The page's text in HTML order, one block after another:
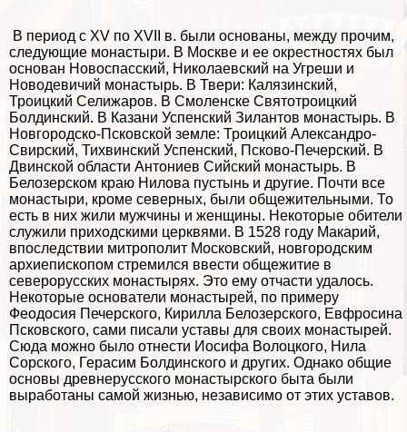
В период с XV по XVII в. были основаны, между прочим,
следующие монастыри. В Москве и ее окрестностях был
основан Новоспасский, Николаевский на Угреши и
Новодевичий монастырь. В Твери: Калязинский,
Троицкий Селижаров. В Смоленске Святотроицкий
Болдинский. В Казани Успенский Зилантов монастырь. В
Новгородско-Псковской земле: Троицкий Александро-
Свирский, Тихвинский Успенский, Псково-Печерский. В
Двинской области Антониев Сийский монастырь. В
Белозерском краю Нилова пустынь и другие. Почти все
монастыри, кроме северных, были общежительными. То
есть в них жили мужчины и женщины. Некоторые обители
служили приходскими церквями. В 1528 году Макарий,
впоследствии митрополит Московский, новгородским
архиепископом стремился ввести общежитие в
северорусских монастырях. Это ему отчасти удалось.
Некоторые основатели монастырей, по примеру
Феодосия Печерского, Кирилла Белозерского, Евфросина
Псковского, сами писали уставы для своих монастырей.
Сюда можно было отнести Иосифа Волоцкого, Нила
Сорского, Герасим Болдинского и других. Однако общие
основы древнерусского монастырского быта были
выработаны самой жизнью, независимо от этих уставов.